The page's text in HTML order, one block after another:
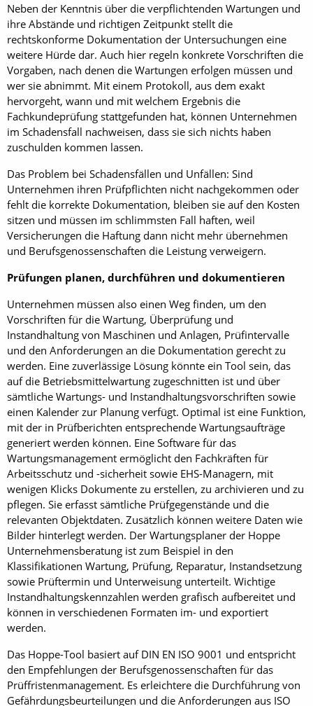
Neben der Kenntnis über die verpflichtenden Wartungen und
ihre Abstände und richtigen Zeitpunkt stellt die
rechtskonforme Dokumentation der Untersuchungen eine
weitere Hürde dar. Auch hier regeln konkrete Vorschriften die
Vorgaben, nach denen die Wartungen erfolgen müssen und
wer sie abnimmt. Mit einem Protokoll, aus dem exakt
hervorgeht, wann und mit welchem Ergebnis die
Fachkundeprüfung stattgefunden hat, können Unternehmen
im Schadensfall nachweisen, dass sie sich nichts haben
zuschulden kommen lassen.
Das Problem bei Schadensfällen und Unfällen: Sind
Unternehmen ihren Prüfpflichten nicht nachgekommen oder
fehlt die korrekte Dokumentation, bleiben sie auf den Kosten
sitzen und müssen im schlimmsten Fall haften, weil
Versicherungen die Haftung dann nicht mehr übernehmen
und Berufsgenossenschaften die Leistung verweigern.
Prüfungen planen, durchführen und dokumentieren
Unternehmen müssen also einen Weg finden, um den
Vorschriften für die Wartung, Überprüfung und
Instandhaltung von Maschinen und Anlagen, Prüfintervalle
und den Anforderungen an die Dokumentation gerecht zu
werden. Eine zuverlässige Lösung könnte ein Tool sein, das
auf die Betriebsmittelwartung zugeschnitten ist und über
sämtliche Wartungs- und Instandhaltungsvorschriften sowie
einen Kalender zur Planung verfügt. Optimal ist eine Funktion,
mit der in Prüfberichten entsprechende Wartungsaufträge
generiert werden können. Eine Software für das
Wartungsmanagement ermöglicht den Fachkräften für
Arbeitsschutz und -sicherheit sowie EHS-Managern, mit
wenigen Klicks Dokumente zu erstellen, zu archivieren und zu
pflegen. Sie erfasst sämtliche Prüfgegenstände und die
relevanten Objektdaten. Zusätzlich können weitere Daten wie
Bilder hinterlegt werden. Der Wartungsplaner der Hoppe
Unternehmensberatung ist zum Beispiel in den
Klassifikationen Wartung, Prüfung, Reparatur, Instandsetzung
sowie Prüftermin und Unterweisung unterteilt. Wichtige
Instandhaltungskennzahlen werden grafisch aufbereitet und
können in verschiedenen Formaten im- und exportiert
werden.
Das Hoppe-Tool basiert auf DIN EN ISO 9001 und entspricht
den Empfehlungen der Berufsgenossenschaften für das
Prüffristenmanagement. Es erleichtere die Durchführung von
Gefährdungsbeurteilungen und die Anforderungen aus ISO